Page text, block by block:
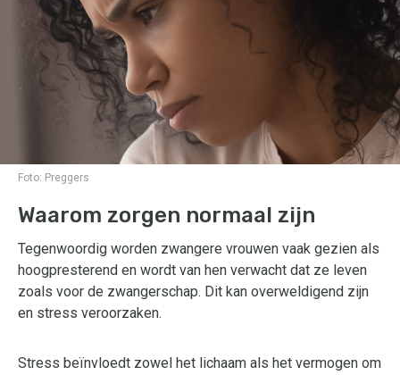
Foto: Preggers
Waarom zorgen normaal zijn
Tegenwoordig worden zwangere vrouwen vaak gezien als
hoogpresterend en wordt van hen verwacht dat ze leven
zoals voor de zwangerschap. Dit kan overweldigend zijn
en stress veroorzaken.
Stress beïnvloedt zowel het lichaam als het vermogen om